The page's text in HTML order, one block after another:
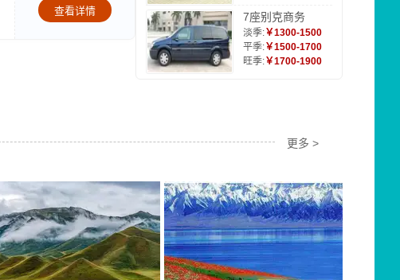
查看详情
7座别克商务
淡季:￥1300-1500
平季:￥1500-1700
旺季:￥1700-1900
更多 >